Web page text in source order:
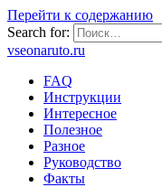
Перейти к содержанию
Search for:
vseonaruto.ru
FAQ
Инструкции
Интересное
Полезное
Разное
Руководство
Факты